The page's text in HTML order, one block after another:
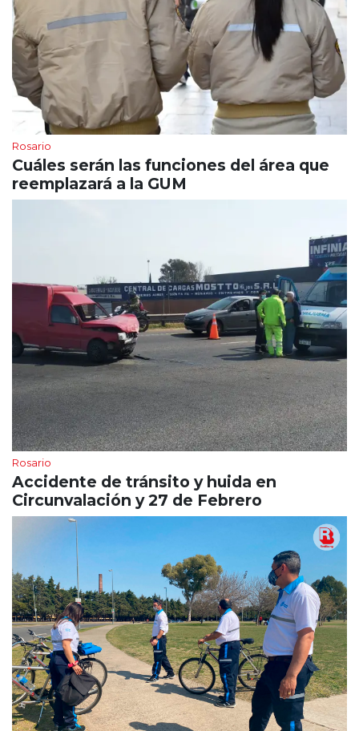
Rosario
Cuáles serán las funciones del área que
reemplazará a la GUM
Rosario
Accidente de tránsito y huida en
Circunvalación y 27 de Febrero